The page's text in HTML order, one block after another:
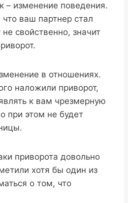
– изменение поведения.
ваш партнер стал
свойственно, значит
в отношениях.
наложили приворот,
к вам чрезмерную
при этом не будет
приворота довольно
хотя бы один из
о том, что